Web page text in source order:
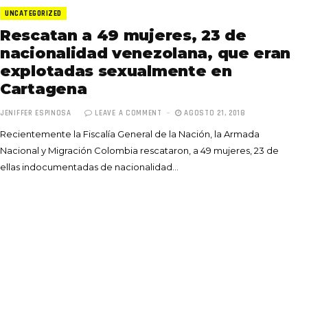
UNCATEGORIZED
Rescatan a 49 mujeres, 23 de
nacionalidad venezolana, que eran
explotadas sexualmente en
Cartagena
JENIFFER ESPINOSA LEAVE A COMMENT AGOSTO 21, 2018
Recientemente la Fiscalía General de la Nación, la Armada
Nacional y Migración Colombia rescataron, a 49 mujeres, 23 de
ellas indocumentadas de nacionalidad…
Totó la Momposina: el
adiós a la gran
cantadora que llevó las
raíces colombianas al
mundo a través de su